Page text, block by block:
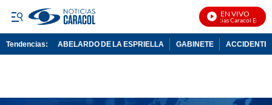
EN VIVO
Noticias Caracol En Vivo
Tendencias: ABELARDO DE LA ESPRIELLA GABINETE ACCIDENTE